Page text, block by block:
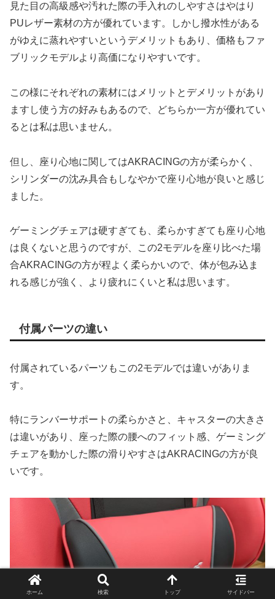
見た目の高級感や汚れた際の手入れのしやすさはやはり
PUレザー素材の方が優れています。しかし撥水性がある
がゆえに蒸れやすいというデメリットもあり、価格もファ
ブリックモデルより高価になりやすいです。
この様にそれぞれの素材にはメリットとデメリットがあり
ますし使う方の好みもあるので、どちらか一方が優れてい
るとは私は思いません。
但し、座り心地に関してはAKRACINGの方が柔らかく、
シリンダーの沈み具合もしなやかで座り心地が良いと感じ
ました。
ゲーミングチェアは硬すぎても、柔らかすぎても座り心地
は良くないと思うのですが、この2モデルを座り比べた場
合AKRACINGの方が程よく柔らかいので、体が包み込ま
れる感じが強く、より疲れにくいと私は思います。
付属パーツの違い
付属されているパーツもこの2モデルでは違いがありま
す。
特にランバーサポートの柔らかさと、キャスターの大きさ
は違いがあり、座った際の腰へのフィット感、ゲーミング
チェアを動かした際の滑りやすさはAKRACINGの方が良
いです。
ホーム 検索 トップ サイドバー